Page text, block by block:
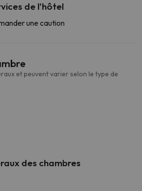
de l'hôtel
une caution
et peuvent varier selon le type de
des chambres